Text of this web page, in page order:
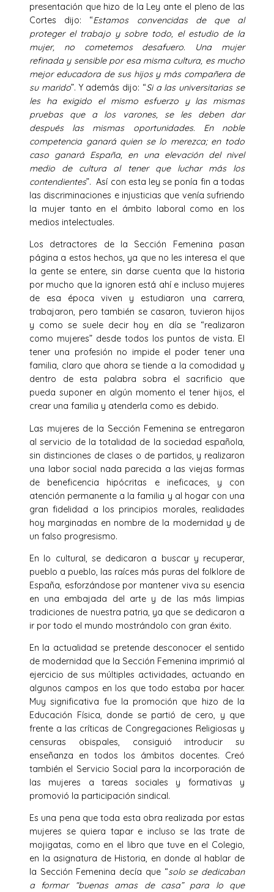
presentación que hizo de la Ley ante el pleno de las
Cortes dijo: “Estamos convencidas de que al
proteger el trabajo y sobre todo, el estudio de la
mujer, no cometemos desafuero. Una mujer
refinada y sensible por esa misma cultura, es mucho
mejor educadora de sus hijos y más compañera de
su marido”. Y además dijo: “Si a las universitarias se
les ha exigido el mismo esfuerzo y las mismas
pruebas que a los varones, se les deben dar
después las mismas oportunidades. En noble
competencia ganará quien se lo merezca; en todo
caso ganará España, en una elevación del nivel
medio de cultura al tener que luchar más los
contendientes”. Así con esta ley se ponía fin a todas
las discriminaciones e injusticias que venía sufriendo
la mujer tanto en el ámbito laboral como en los
medios intelectuales.
Los detractores de la Sección Femenina pasan
página a estos hechos, ya que no les interesa el que
la gente se entere, sin darse cuenta que la historia
por mucho que la ignoren está ahí e incluso mujeres
de esa época viven y estudiaron una carrera,
trabajaron, pero también se casaron, tuvieron hijos
y como se suele decir hoy en día se “realizaron
como mujeres” desde todos los puntos de vista. El
tener una profesión no impide el poder tener una
familia, claro que ahora se tiende a la comodidad y
dentro de esta palabra sobra el sacrificio que
pueda suponer en algún momento el tener hijos, el
crear una familia y atenderla como es debido.
Las mujeres de la Sección Femenina se entregaron
al servicio de la totalidad de la sociedad española,
sin distinciones de clases o de partidos, y realizaron
una labor social nada parecida a las viejas formas
de beneficencia hipócritas e ineficaces, y con
atención permanente a la familia y al hogar con una
gran fidelidad a los principios morales, realidades
hoy marginadas en nombre de la modernidad y de
un falso progresismo.
En lo cultural, se dedicaron a buscar y recuperar,
pueblo a pueblo, las raíces más puras del folklore de
España, esforzándose por mantener viva su esencia
en una embajada del arte y de las más limpias
tradiciones de nuestra patria, ya que se dedicaron a
ir por todo el mundo mostrándolo con gran éxito.
En la actualidad se pretende desconocer el sentido
de modernidad que la Sección Femenina imprimió al
ejercicio de sus múltiples actividades, actuando en
algunos campos en los que todo estaba por hacer.
Muy significativa fue la promoción que hizo de la
Educación Física, donde se partió de cero, y que
frente a las críticas de Congregaciones Religiosas y
censuras obispales, consiguió introducir su
enseñanza en todos los ámbitos docentes. Creó
también el Servicio Social para la incorporación de
las mujeres a tareas sociales y formativas y
promovió la participación sindical.
Es una pena que toda esta obra realizada por estas
mujeres se quiera tapar e incluso se las trate de
mojigatas, como en el libro que tuve en el Colegio,
en la asignatura de Historia, en donde al hablar de
la Sección Femenina decía que “solo se dedicaban
a formar “buenas amas de casa” para lo que